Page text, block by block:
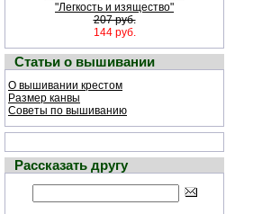
"Легкость и изящество"
207 руб.
144 руб.
Статьи о вышивании
О вышивании крестом
Размер канвы
Советы по вышиванию
Рассказать другу